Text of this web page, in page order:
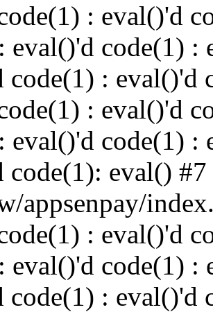
: eval()'d
eval()'d code(1) :
code(1) : eval()'d
: eval()'d
eval()'d code(1) :
code(1): eval() #7
appsenpay/
: eval()'d
eval()'d code(1) :
code(1) : eval()'d